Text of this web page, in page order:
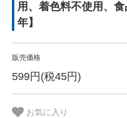
用、着色料不使用、
年】
販売価格
599円(税45円)
お気に入り